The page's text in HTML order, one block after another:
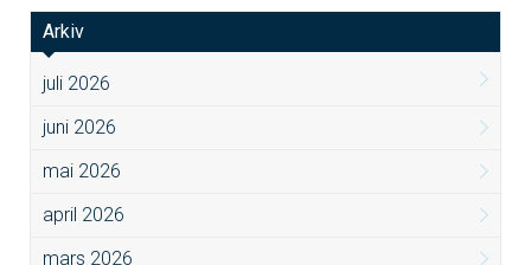
Arkiv
juli 2026
juni 2026
mai 2026
april 2026
mars 2026